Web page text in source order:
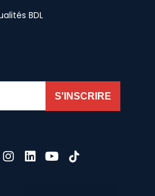
BDL
S'INSCRIRE